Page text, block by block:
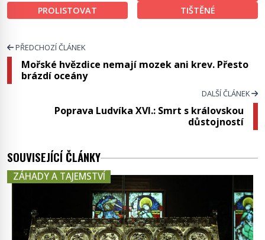
PROLISTOVAT
TIŠTĚNÉ
PŘEDCHOZÍ ČLÁNEK
Mořské hvězdice nemají mozek ani krev. Přesto
brázdí oceány
DALŠÍ ČLÁNEK
Poprava Ludvíka XVI.: Smrt s královskou
důstojností
SOUVISEJÍCÍ ČLÁNKY
ZÁHADY A TAJEMSTVÍ